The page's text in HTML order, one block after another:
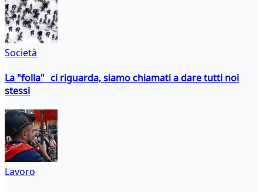
Società
La "folla" ci riguarda, siamo chiamati a dare tutti noi
stessi
Lavoro